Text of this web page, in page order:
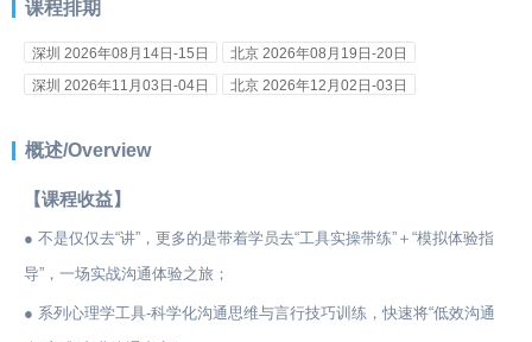
课程排期
深圳 2026年08月14日-15日
北京 2026年08月19日-20日
深圳 2026年11月03日-04日
北京 2026年12月02日-03日
概述/Overview
【课程收益】
● 不是仅仅去“讲”，更多的是带着学员去“工具实操带练”＋“模拟体验指
导”，一场实战沟通体验之旅；
● 系列心理学工具-科学化沟通思维与言行技巧训练，快速将“低效沟通